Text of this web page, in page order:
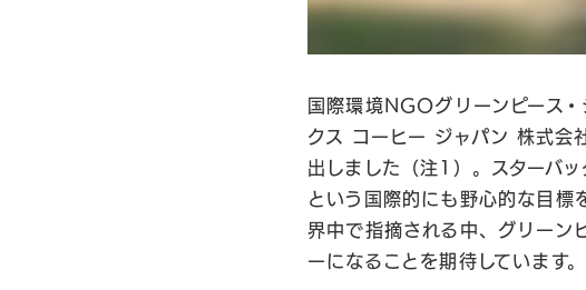
国際環境NGOグリーンピース
クス コーヒー ジャパン 株式会
出しました（注1）。スターバ
という国際的にも野心的な目標
界中で指摘される中、グリーン
ーになることを期待しています。